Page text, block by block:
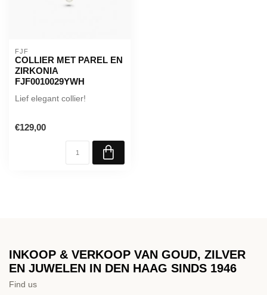
FJF
COLLIER MET PAREL EN
ZIRKONIA
FJF0010029YWH
Lief elegant collier!
€129,00
INKOOP & VERKOOP VAN GOUD, ZILVER
EN JUWELEN IN DEN HAAG SINDS 1946
Find us